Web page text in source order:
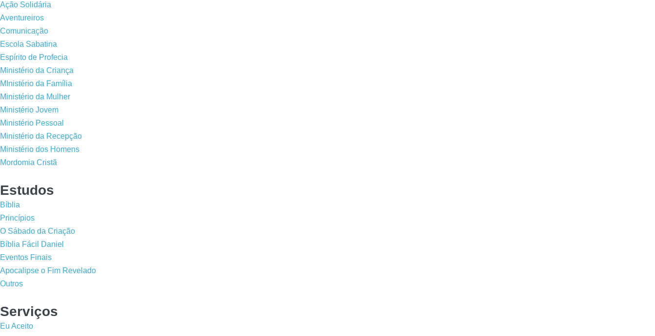
Ação Solidária
Aventureiros
Comunicação
Escola Sabatina
Espírito de Profecia
Ministério da Criança
MInistério da Família
Ministério da Mulher
Ministério Jovem
Ministério Pessoal
Ministério da Recepção
Ministério dos Homens
Mordomia Cristã
Estudos
Bíblia
Princípios
O Sábado da Criação
Bíblia Fácil Daniel
Eventos Finais
Apocalipse o Fim Revelado
Outros
Serviços
Eu Aceito